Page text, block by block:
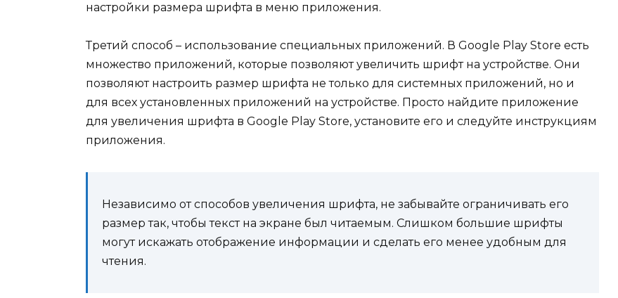
настройки размера шрифта в меню приложения.
Третий способ – использование специальных приложений. В Google Play Store есть
множество приложений, которые позволяют увеличить шрифт на устройстве. Они
позволяют настроить размер шрифта не только для системных приложений, но и
для всех установленных приложений на устройстве. Просто найдите приложение
для увеличения шрифта в Google Play Store, установите его и следуйте инструкциям
приложения.
Независимо от способов увеличения шрифта, не забывайте ограничивать его
размер так, чтобы текст на экране был читаемым. Слишком большие шрифты
могут искажать отображение информации и сделать его менее удобным для
чтения.